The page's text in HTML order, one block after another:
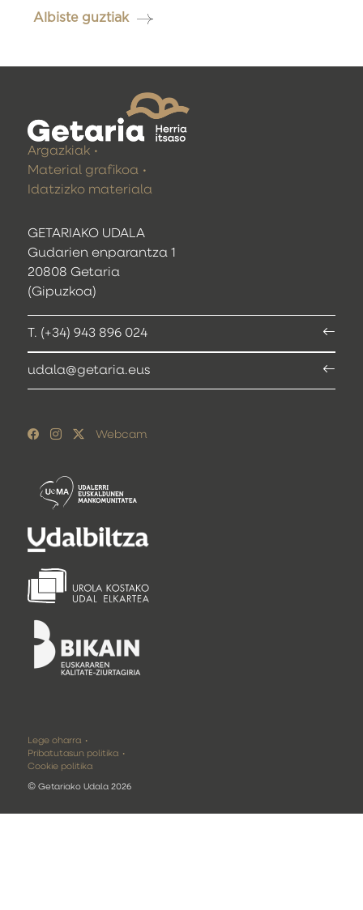
Albiste guztiak
GETARIAKO UDALA
Gudarien enparantza 1
20808 Getaria
(Gipuzkoa)
T. (+34) 943 896 024
udala@getaria.eus
Argazkiak
Material grafikoa
Idatzizko materiala
Webcam
Lege oharra
Pribatutasun politika
Cookie politika
©Getariako Udala 2026